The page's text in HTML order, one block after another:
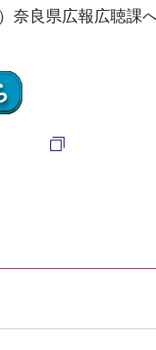
奈良県広報広聴課へ